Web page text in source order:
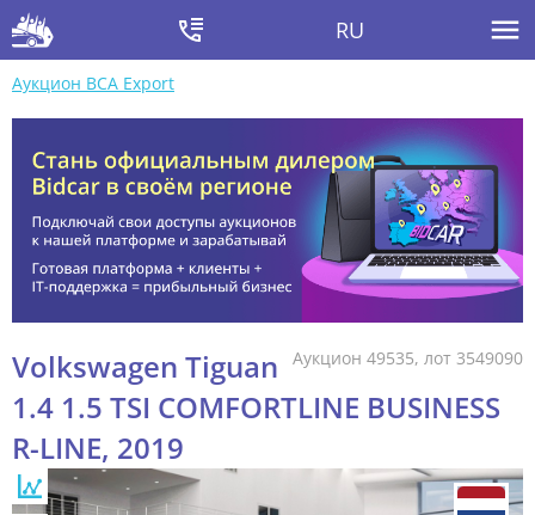
RU
Аукцион BCA Export
Аукцион 49535, лот 3549090
Volkswagen Tiguan
1.4 1.5 TSI COMFORTLINE BUSINESS
R-LINE, 2019